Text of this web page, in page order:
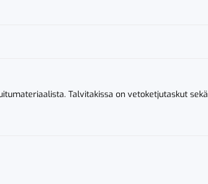
Talvitakissa on vetoketjutaskut